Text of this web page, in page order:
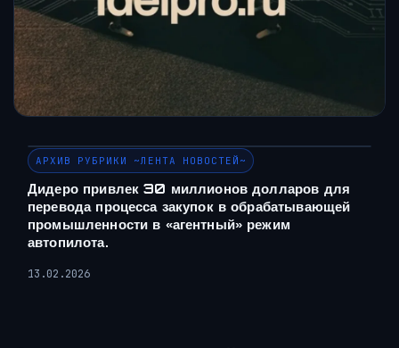
АРХИВ РУБРИКИ ~ЛЕНТА НОВОСТЕЙ~
Дидеро привлек 30 миллионов долларов для
перевода процесса закупок в обрабатывающей
промышленности в «агентный» режим
автопилота.
13.02.2026